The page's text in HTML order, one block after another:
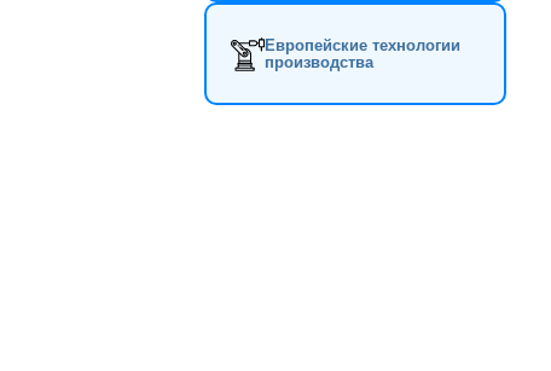
Европейские технологии
производства